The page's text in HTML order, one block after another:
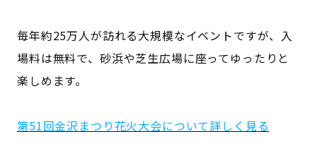
毎年約25万人が訪れる大規模なイベントですが、入
場料は無料で、砂浜や芝生広場に座ってゆったりと
楽しめます。
第51回金沢まつり花火大会について詳しく見る